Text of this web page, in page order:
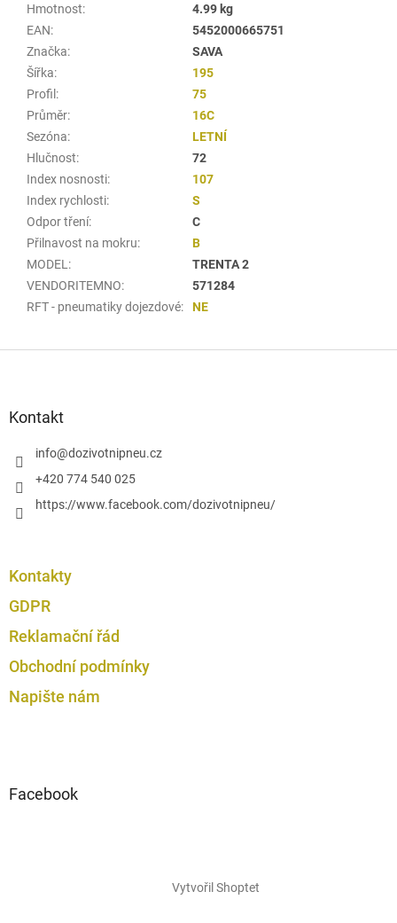
Hmotnost:
4.99 kg
EAN:
5452000665751
Značka:
SAVA
Šířka:
195
Profil :
75
Průměr:
16C
Sezóna:
LETNÍ
Hlučnost:
72
Index nosnosti:
107
Index rychlosti:
S
Odpor tření:
C
Přilnavost na mokru:
B
MODEL :
TRENTA 2
VENDORITEMNO:
571284
RFT - pneumatiky dojezdové: NE
Kontakt
info@dozivotnipneu.cz
+420 774 540 025
https://www.facebook.com/dozivotnipneu/
Kontakty
GDPR
Reklamační řád
Obchodní podmínky
Napište nám
Facebook
Vytvořil Shoptet